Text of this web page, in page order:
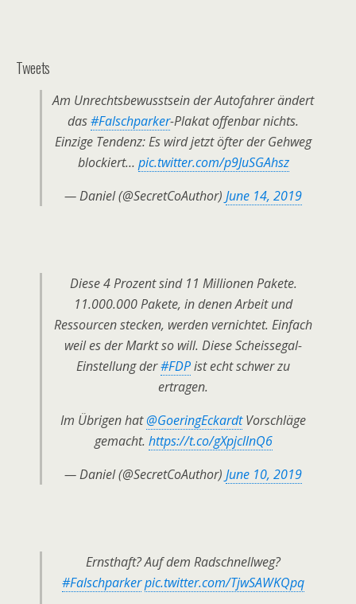
Tweets
Am Unrechtsbewusstsein der Autofahrer ändert
das#Falschparker-Plakat offenbar nichts.
Einzige Tendenz: Es wird jetzt öfter der Gehweg
blockiert… pic.twitter.com/p9JuSGAhsz
— Daniel (@SecretCoAuthor) June 14, 2019
Diese 4 Prozent sind 11 Millionen Pakete.
11.000.000 Pakete, in denen Arbeit und
Ressourcen stecken, werden vernichtet. Einfach
weil es der Markt so will. Diese Scheissegal-
Einstellung der#FDPist echt schwer zu
ertragen.
Im Übrigen hat@GoeringEckardtVorschläge
gemacht. https://t.co/gXpjcllnQ6
— Daniel (@SecretCoAuthor) June 10, 2019
Ernsthaft? Auf dem Radschnellweg?
#Falschparkerpic.twitter.com/TjwSAWKQpq